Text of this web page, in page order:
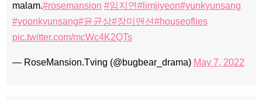
malam.#rosemansion #임지연#limjiyeon#yunkyunsang
#yoonkyunsang#윤균상#장미맨션#houseoflies
pic.twitter.com/mcWc4K2QTs
— RoseMansion.Tving (@bugbear_drama) May 7, 2022